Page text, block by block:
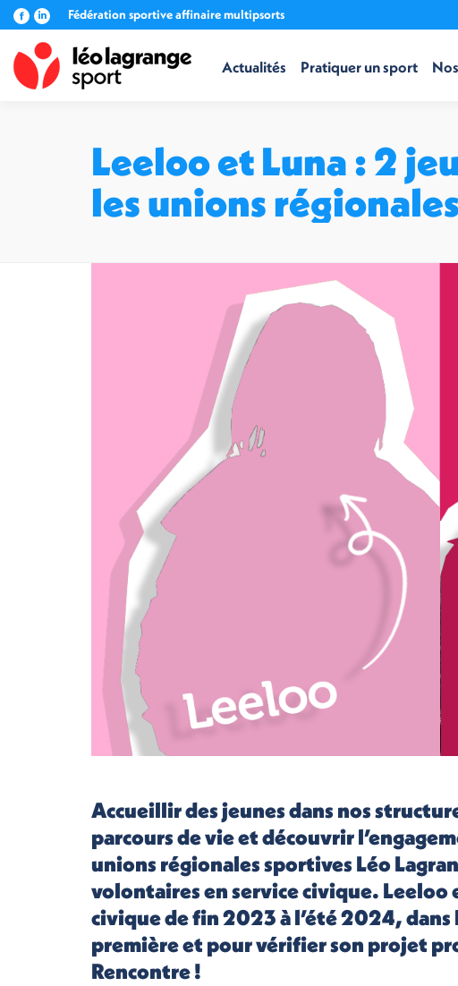
La
page
Facebook
s'ouvre
dans
La
page
LinkedIn
s'ouvre
dans
Fédération sportive affinaire multipsorts
Actualités Pratiquer un sport
Leeloo et Luna : 2
les unions
Accueillir des jeunes dans nos
parcours de vie et découvrir
unions régionales sportives Léo
volontaires en service civique. Leeloo
civique de fin 2023 à l’été 2024, dans
première et pour vérifier son projet
Rencontre !